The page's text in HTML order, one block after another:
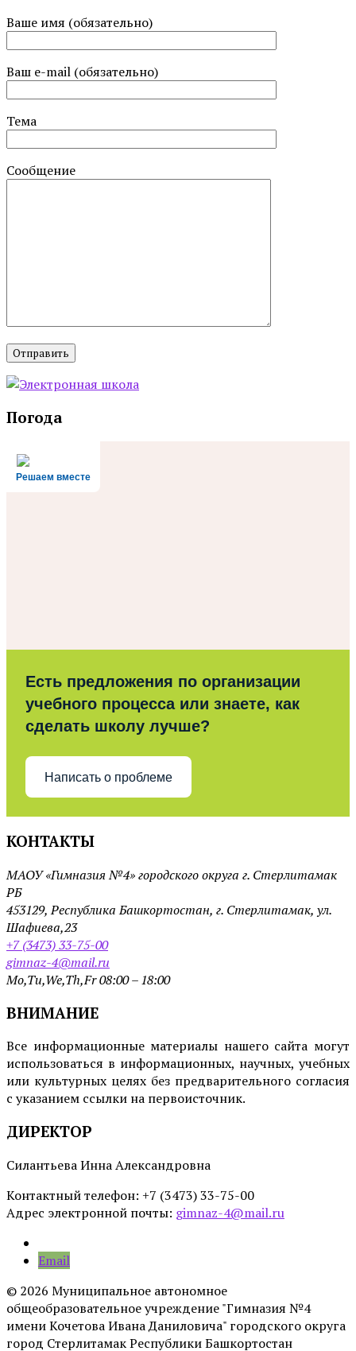
Ваше имя (обязательно)
Ваш e-mail (обязательно)
Тема
Сообщение
Погода
Решаем вместе
Есть предложения по организации
учебного процесса или знаете, как
сделать школу лучше?
Написать о проблеме
КОНТАКТЫ
МАОУ «Гимназия №4» городского округа г. Стерлитамак
РБ
453129, Республика Башкортостан, г. Стерлитамак, ул.
Шафиева,23
+7 (3473) 33-75-00
gimnaz-4@mail.ru
Mo,Tu,We,Th,Fr 08:00 – 18:00
ВНИМАНИЕ
Все информационные материалы нашего сайта могут
использоваться в информационных, научных, учебных
или культурных целях без предварительного согласия
с указанием ссылки на первоисточник.
ДИРЕКТОР
Силантьева Инна Александровна
Контактный телефон: +7 (3473) 33-75-00
Адрес электронной почты: gimnaz-4@mail.ru
Email
© 2026 Муниципальное автономное
общеобразовательное учреждение "Гимназия №4
имени Кочетова Ивана Даниловича" городского округа
город Стерлитамак Республики Башкортостан